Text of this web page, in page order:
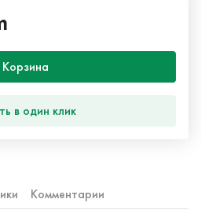
Корзина
в один клик
Комментарии